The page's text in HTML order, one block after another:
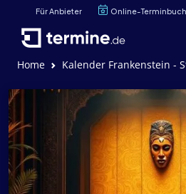
Für Anbieter Online-
Home Kalender Frankenstein -